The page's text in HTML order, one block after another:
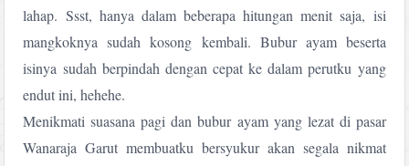
lahap. Ssst, hanya dalam beberapa hitungan menit saja, isi
mangkoknya sudah kosong kembali. Bubur ayam beserta
isinya sudah berpindah dengan cepat ke dalam perutku yang
endut ini, hehehe.
Menikmati suasana pagi dan bubur ayam yang lezat di pasar
Wanaraja Garut membuatku bersyukur akan segala nikmat